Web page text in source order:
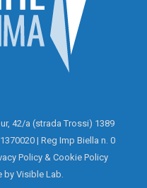
42/a (strada Trossi) 1389
| Reg Imp Biella n. 0
Policy & Cookie Policy
by Visible Lab.